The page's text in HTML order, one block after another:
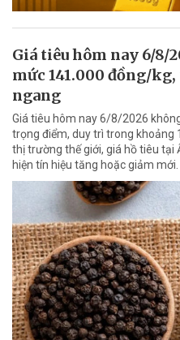
Giá tiêu hôm nay 6/8/
mức 141.000 đồng/
ngang
Giá tiêu hôm nay 6/8/2026
trọng điểm, duy trì trong khoảng
thị trường thế giới, giá hồ tiêu tại
hiện tín hiệu tăng hoặc giảm mới.